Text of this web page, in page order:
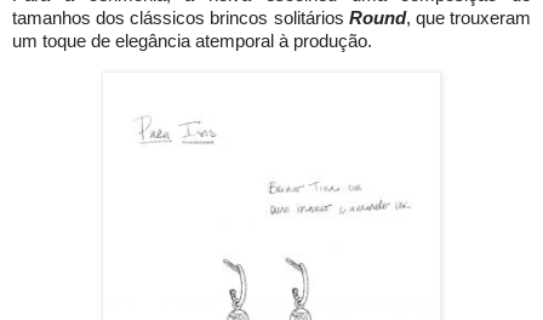
tamanhos dos clássicos brincos solitários Round, que trouxeram
um toque de elegância atemporal à produção.